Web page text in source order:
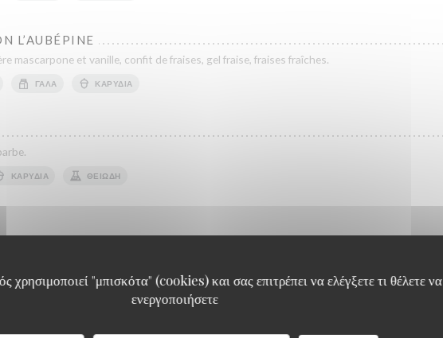
χρησιμοποιεί "μπισκότα" (cookies) και σας επιτρέπει να ελέγξετε τι θέλετε να
ενεργοποιήσετε
L’AUBÉPINE
mascarpone et vanille, confit de fraises, gel fraise, fraises fraîches.
ΓΆΛΑ ΚΑΡΎΔΙΑ
ΚΑΡΎΔΙΑ ΘΕΙΏΔΗ